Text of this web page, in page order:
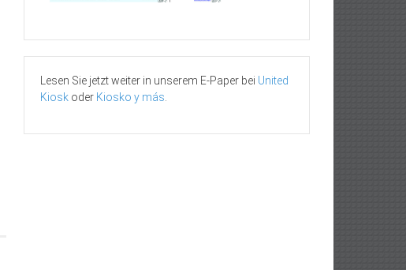
Lesen Sie jetzt weiter in unserem E-Paper bei United
Kiosk oder Kiosko y más